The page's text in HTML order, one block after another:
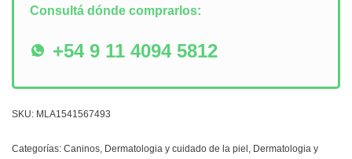
Consultá dónde comprarlos:
+54 9 11 4094 5812
SKU: MLA1541567493
Categorías: Caninos, Dermatologia y cuidado de la piel, Dermatologia y